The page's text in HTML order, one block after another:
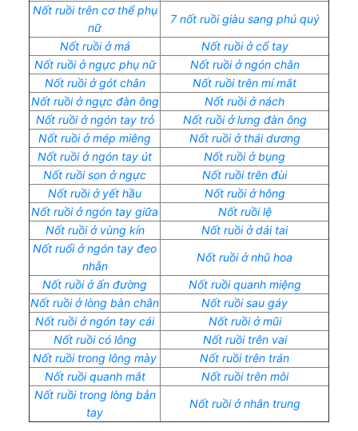
Nốt ruồi trên cơ thể phụ
nữ
7 nốt ruồi giàu sang phú quý
Nốt ruồi ở má
Nốt ruồi ở cổ tay
Nốt ruồi ở ngực phụ nữ
Nốt ruồi ở ngón chân
Nốt ruồi ở gót chân
Nốt ruồi trên mí mắt
Nốt ruồi ở ngực đàn ông
Nốt ruồi ở nách
Nốt ruồi ở ngón tay trỏ
Nốt ruồi ở lưng đàn ông
Nốt ruồi ở mép miêng
Nốt ruồi ở thái dương
Nốt ruồi ở ngón tay út
Nốt ruồi ở bụng
Nốt ruồi son ở ngực
Nốt ruồi trên đùi
Nốt ruồi ở yết hầu
Nốt ruồi ở hông
Nốt ruồi ở ngón tay giữa
Nốt ruồi lệ
Nốt ruồi ở vùng kín
Nốt ruồi ở dái tai
Nốt ruổi ở ngón tay đeo
nhẫn
Nốt ruồi ở nhũ hoa
Nốt ruồi ở ấn đường
Nốt ruồi quanh miệng
Nốt ruồi ở lòng bàn chân
Nốt ruồi sau gáy
Nốt ruồi ở ngón tay cái
Nốt ruồi ở mũi
Nốt ruồi có lông
Nốt ruồi trên vai
Nốt ruồi trong lông mày
Nốt ruồi trên trán
Nốt ruồi quanh mắt
Nốt ruồi trên môi
Nốt ruồi trong lòng bản
tay
Nốt ruồi ở nhân trung